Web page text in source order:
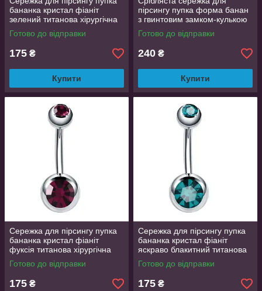
бананка кристал фіаніт
зелений титанова хірургічна
сталь Liresmina Jewelry
Готово до відправки
175 ₴
Купити
пірсингу пупка форма банан
з гвинтовим замком-кулькою
квітка та фіолетовими
фіанітами 6.5 см
Готово до відправки
240 ₴
Купити
Сережка для пірсингу пупка
бананка кристал фіаніт
фуксія титанова хірургічна
сталь Liresmina Jewelry
Готово до відправки
175 ₴
Сережка для пірсингу пупка
бананка кристал фіаніт
яскраво блакитний титанова
хірургічна сталь Liresmina
Jewelry
Готово до відправки
175 ₴